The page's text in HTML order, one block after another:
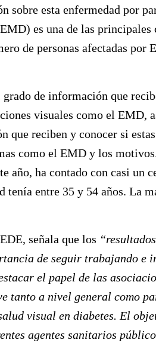
sobre esta enfermedad por
es una de las principales
de personas afectadas por
de información que
visuales como el EMD,
reciben y conocer si estas
como el EMD y los
año, ha contado con casi un
tenía entre 35 y 54 años. La
señala que los
de seguir trabajando e
el papel de las
tanto a nivel general como
visual en diabetes. El
agentes sanitarios